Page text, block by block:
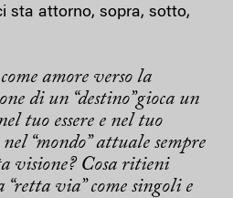
sta attorno, sopra, sotto,
amore verso la
di un “destino”gioca un
tuo essere e nel tuo
“mondo” attuale sempre
visione? Cosa ritieni
“retta via” come singoli e